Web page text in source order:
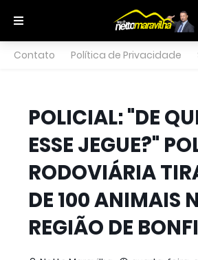
Contato Política de Privacidade
POLICIAL: "DE
ESSE JEGUE?"
RODOVIÁRIA
DE 100 ANIMAIS
REGIÃO DE